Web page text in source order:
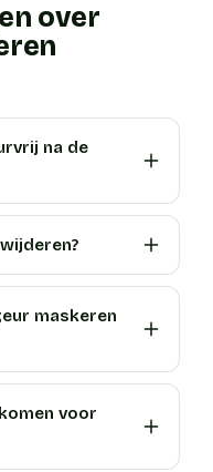
over
na de
maskeren
voor